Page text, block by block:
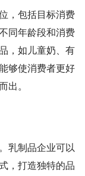
，包括目标消费
同年龄段和消费
，如儿童奶、有
够使消费者更好
出。
乳制品企业可以
，打造独特的品